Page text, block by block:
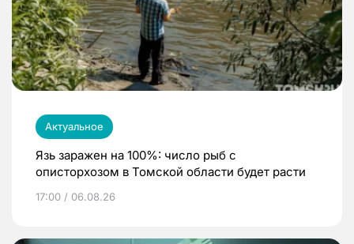
Актуальное
Язь заражен на 100%: число рыб с
описторхозом в Томской области будет расти
17:00 / 06.08.26